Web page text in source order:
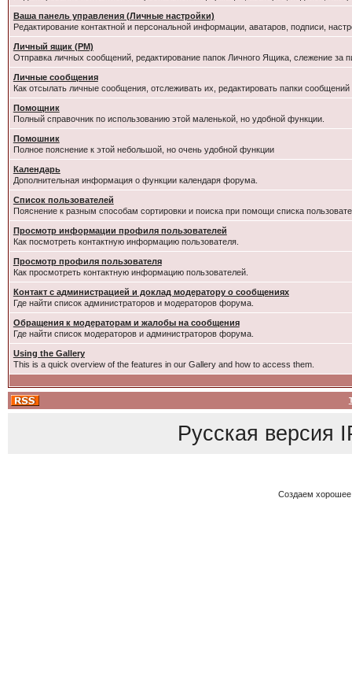
Ваша панель управления (Личные настройки)
Редактирование контактной и персональной информации, аватаров, подписи,
Личный ящик (PM)
Отправка личных сообщений, редактирование папок Личного Ящика, слежение за
Личные сообщения
Как отсылать личные сообщения, отслеживать их, редактировать папки
Помощник
Полный справочник по использованию этой маленькой, но удобной функции.
Помошник
Полное пояснение к этой небольшой, но очень удобной функции
Календарь
Дополнительная информация о функции календаря форума.
Список пользователей
Пояснение к разным способам сортировки и поиска при помощи списка
Просмотр информации профиля пользователей
Как посмотреть контактную информацию пользователя.
Просмотр профиля пользователя
Как просмотреть контактную информацию пользователей.
Контакт с администрацией и доклад модератору о сообщениях
Где найти список администраторов и модераторов форума.
Обращения к модераторам и жалобы на сообщения
Где найти список модераторов и администраторов форума.
Using the Gallery
This is a quick overview of the features in our Gallery and how to access them.
Русская версия
Создаем